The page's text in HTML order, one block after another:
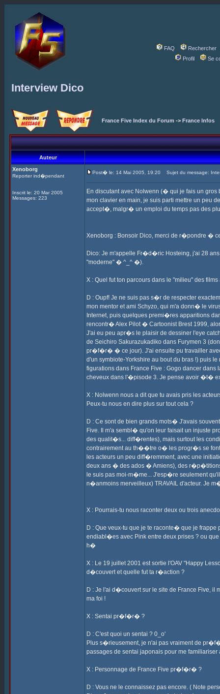
FAQ
Rechercher
Profil
Se
Interview Dico
France Five Index du Forum -> France Infos
Auteur
Xenoborg
Reporter ind�pendant
Inscrit le: 20 Mar 2005
Messages: 223
Post� le: 14 Mai 2005, 19:20 Sujet du message:
En discutant avec Nolwenn (� qui je fais un
mon clavier en main, je suis parti mettre un
accept�, malgr� un emploi du temps pas des
Xenoborg : Bonsoir Dico, merci de r�pondre �
Dico: Je m'appelle Fr�d�ric Hosteing, j'ai 28
"moderne" � ^_^ �).
X : Quel fut ton parcours dans le "milieu" des
D : Oupf! Je ne suis pas s�r de respecter
mon mentor et ami Schyzo, qui m'a donn� le
Internet, puis quelques premi�res apparitions
rencontr� Alex Pilot � Cartoonist Brest 1999,
J'ai eu peu apr�s le plaisir de dessiner l'eye
de Seichiro Sakurazukadiko dans Furymen 3
pr�f�r� � ce jour). J'ai ensuite pu travailler
d'un symbiote-Yorkshire au bout du bras !) puis
figurations dans France Five : Gogo dancer
cheveux dans l'�pisode 3. Je pense avoir �t�
X : Nolwenn nous a dit que tu avais pris les
Peux-tu nous en dire plus sur tout cela ?
D : Ce sont de bien grands mots� J'avais
Five. Il m'a sembl� qu'on leur faisait un injuste
des qualit�s... diff�rentes), mais surtout les
contrairement au th��tre o� les progr�s se
les acteurs un peu diff�remment, avec une
deux ans � des ados � Amiens), des
le suis pas moi-m�me... J'esp�re seulement
n�anmoins merveilleux) TRAVAIL d'acteur. Je
X : Pourrais-tu nous raconter deux ou trois
D : Que veux-tu que je te raconte� que je
endiabl�es avec Pink entre deux prises ? ou
h�
X : Le 19 juillet 2001 est sortie l'OAV "Happy
d�couvert et quelle fut ta r�action ?
D : Je l'ai d�couvert sur le site de France Five,
ma foi !
X : Sentai pr�f�r� ?
D : C'est quoi un sentai ? 0_o'
Plus s�rieusement, je n'ai pas vraiment de
passages de sentai japonais pour me
X : Personnage de France Five pr�f�r� ?
D : Vous ne le connaissez pas encore. ( Note